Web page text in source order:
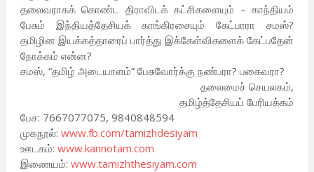
தலைவராகக் கொண்ட திராவிடக் கட்சிகளையும் – காந்தியம்
பேசும் இந்தியத்தேசியக் காங்கிரசையும் கேட்பாரா சமஸ்?
தமிழின இயக்கத்தாரைப் பார்த்து இக்கேள்விகளைக் கேட்பதேன்
நோக்கம் என்ன?
சமஸ், “தமிழ் அடையாளம்” பேசுவோர்க்கு நண்பரா? பகைவரா?
தலைமைச் செயலகம்,
தமிழ்த்தேசியப் பேரியக்கம்
பேச: 7667077075, 9840848594
முகநூல்: www.fb.com/tamizhdesiyam
ஊடகம்: www.kannotam.com
இணையம்: www.tamizhthesiyam.com